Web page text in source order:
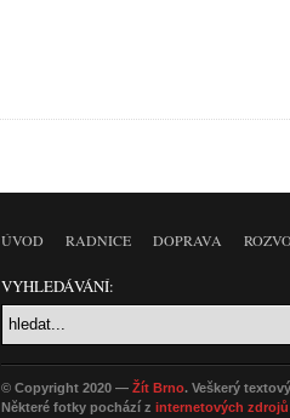
ÚVOD RADNICE DOPRAVA
VYHLEDÁVÁNÍ:
© Copyright 2020 — Žít Brno. Veškerý
Některé fotky pochází z internetových